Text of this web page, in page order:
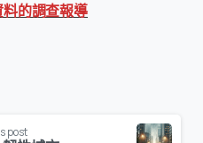
料的調查報導
post